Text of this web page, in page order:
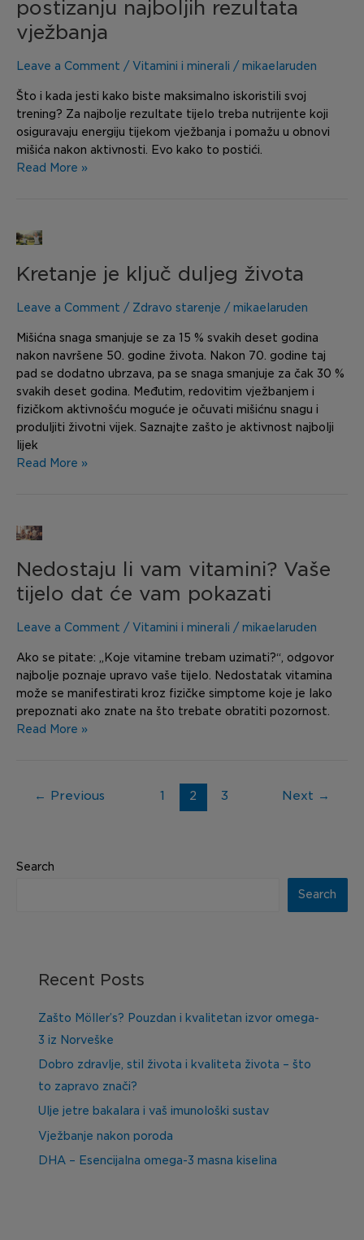
postizanju najboljih rezultata
vježbanja
Leave a Comment /Vitamini i minerali /mikaelaruden
Što i kada jesti kako biste maksimalno iskoristili svoj
trening? Za najbolje rezultate tijelo treba nutrijente koji
osiguravaju energiju tijekom vježbanja i pomažu u obnovi
mišića nakon aktivnosti. Evo kako to postići.
postizanju
najboljih
vježbanja
Read More »
Kretanje je ključ duljeg života
Leave a Comment / Zdravo starenje /mikaelaruden
Mišićna snaga smanjuje se za 15 % svakih deset godina
nakon navršene 50. godine života. Nakon 70. godine taj
pad se dodatno ubrzava, pa se snaga smanjuje za čak 30 %
svakih deset godina. Međutim, redovitim vježbanjem i
fizičkom aktivnošću moguće je očuvati mišićnu snagu i
produljiti životni vijek. Saznajte zašto je aktivnost najbolji
lijek
Kretanje
ključ
života
Read More »
Nedostaju li vam vitamini? Vaše
tijelo dat će vam pokazati
Leave a Comment / Vitamini i minerali / mikaelaruden
Ako se pitate: „Koje vitamine trebam uzimati?“, odgovor
najbolje poznaje upravo vaše tijelo. Nedostatak vitamina
može se manifestirati kroz fizičke simptome koje je lako
prepoznati ako znate na što trebate obratiti pozornost.
Nedostaju
vam
vitamini?
Vaše
tijelo
će
vam
pokazati
Read More »
← Previous 1 2 3 Next →
Search
Search
Recent Posts
Zašto Möller’s? Pouzdan i kvalitetan izvor omega-
3 iz Norveške
Dobro zdravlje, stil života i kvaliteta života – što
to zapravo znači?
Ulje jetre bakalara i vaš imunološki sustav
Vježbanje nakon poroda
DHA – Esencijalna omega-3 masna kiselina